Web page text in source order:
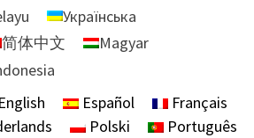
Українська
简体中文
Magyar
Español
Français
Polski
Português